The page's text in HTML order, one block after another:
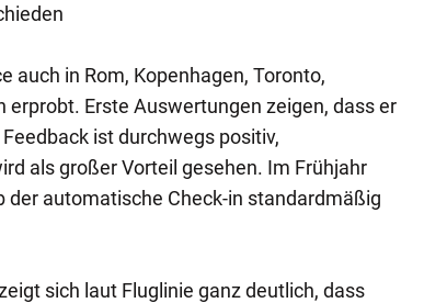
auch in Rom, Kopenhagen, Toronto,
erprobt. Erste Auswertungen zeigen, dass er
ist durchwegs positiv,
als großer Vorteil gesehen. Im Frühjahr
der automatische Check-in standardmäßig
sich laut Fluglinie ganz deutlich, dass